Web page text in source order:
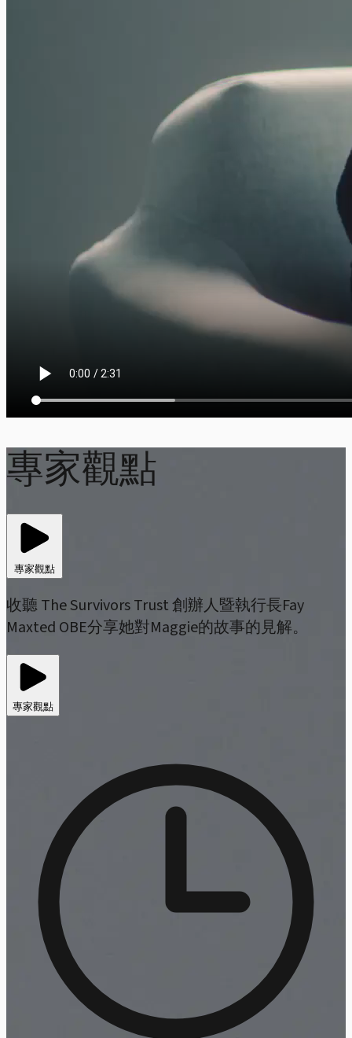
專家觀點
專家觀點
收聽 The Survivors Trust 創辦人暨執行長Fay
Maxted OBE分享她對Maggie的故事的見解。
專家觀點